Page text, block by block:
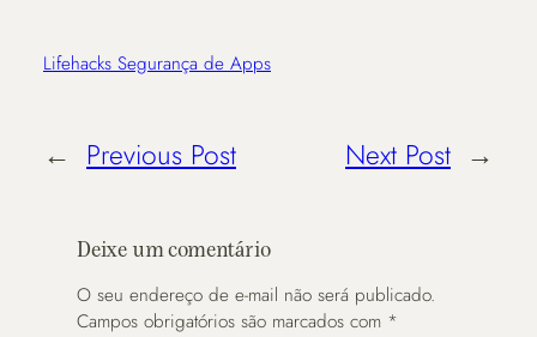
Lifehacks Segurança de Apps
← Previous Post Next Post →
Deixe um comentário
O seu endereço de e-mail não será publicado.
Campos obrigatórios são marcados com *